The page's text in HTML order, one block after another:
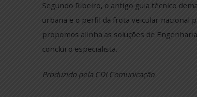
O novo guia técnico moderniza as
ponto de partida o histórico manual
Rodagem (DNER), atualmente
recentes estudos nacionais e